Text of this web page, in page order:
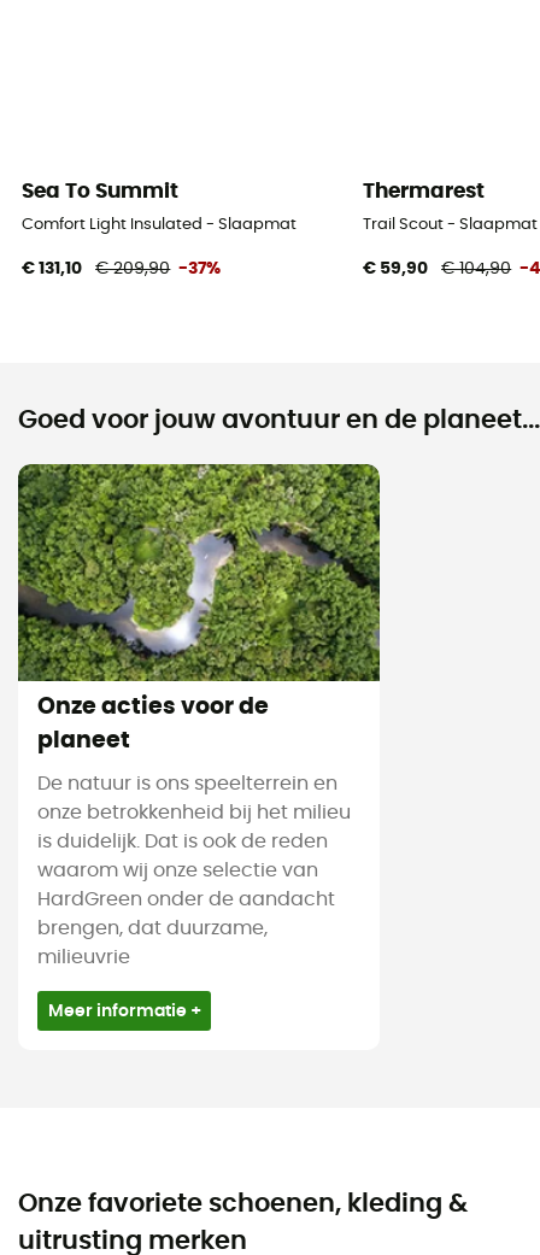
Sea To Summit
Comfort Light Insulated - Slaapmat
€ 131,10 € 209,90 -37%
Thermarest
Trail Scout - Slaapmat
€ 59,90 € 104,90 -
Goed voor jouw avontuur en de planeet...
Onze acties voor de
planeet
De natuur is ons speelterrein en
onze betrokkenheid bij het milieu
is duidelijk. Dat is ook de reden
waarom wij onze selectie van
HardGreen onder de aandacht
brengen, dat duurzame,
milieuvrie
Meer informatie +
Onze favoriete schoenen, kleding &
uitrusting merken